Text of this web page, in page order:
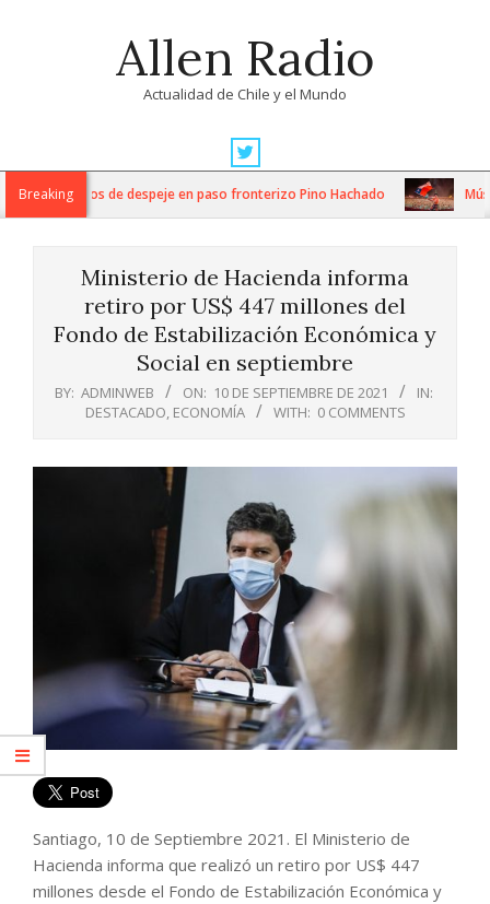
Allen Radio
Actualidad de Chile y el Mundo
Navigation
MenuBreaking
trabajos de despeje en paso fronterizo Pino Hachado
Ministerio de Hacienda informa
retiro por US$ 447 millones del
Fondo de Estabilización Económica y
Social en septiembre
BY: ADMINWEB ON: 10 DE SEPTIEMBRE DE 2021
IN:
DESTACADO, ECONOMÍA WITH: 0 COMMENTS
Santiago, 10 de Septiembre 2021. El Ministerio de
Hacienda informa que realizó un retiro por US$ 447
millones desde el Fondo de Estabilización Económica y